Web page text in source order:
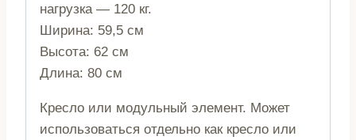
нагрузка — 120 кг.
Ширина: 59,5 см
Высота: 62 см
Длина: 80 см
Кресло или модульный элемент. Может
использоваться отдельно как кресло или